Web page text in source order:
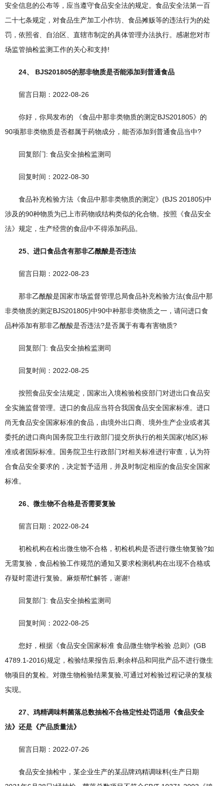
安全信息的公布等，应当遵守食品安全法的规定。食品安全法第一百
二十七条规定，对食品生产加工小作坊、食品摊贩等的违法行为的处
罚，依照省、自治区、直辖市制定的具体管理办法执行。感谢您对市
场监管抽检监测工作的关心和支持!
24、 BJS201805的那非物质是否能添加到普通食品
留言日期：2022-08-26
你好，你局发布的 《食品中那非类物质的测定BJS201805》的
90项那非类物质是否都属于药物成分，能否添加到普通食品当中?
回复部门: 食品安全抽检监测司
回复时间：2022-08-30
食品补充检验方法《食品中那非类物质的测定》(BJS 201805)中
涉及的90种物质为已上市药物或结构类似的化合物。按照《食品安全
法》规定，生产经营的食品中不得添加药品。
25、进口食品含有那非乙酰酸是否违法
留言日期：2022-08-23
那非乙酰酸是国家市场监督管理总局食品补充检验方法(食品中那
非类物质的测定BJS201805)中90中种那非类物质之一，请问进口食
品种添加有那非乙酰酸是否违法?是否属于有毒有害物质?
回复部门: 食品安全抽检监测司
回复时间：2022-08-25
按照食品安全法规定，国家出入境检验检疫部门对进出口食品安
全实施监督管理。进口的食品应当符合我国食品安全国家标准。进口
尚无食品安全国家标准的食品，由境外出口商、境外生产企业或者其
委托的进口商向国务院卫生行政部门提交所执行的相关国家(地区)标
准或者国际标准。国务院卫生行政部门对相关标准进行审查，认为符
合食品安全要求的，决定暂予适用，并及时制定相应的食品安全国家
标准。
26、微生物不合格是否需要复验
留言日期：2022-08-24
初检机构在检出微生物不合格，初检机构是否进行微生物复验?如
无需复验，食品检验工作规范的通知又要求检测机构在出现不合格或
存疑时需进行复验。麻烦帮忙解答，谢谢!
回复部门: 食品安全抽检监测司
回复时间：2022-08-25
您好，根据《食品安全国家标准 食品微生物学检验 总则》(GB
4789.1-2016)规定，检验结果报告后,剩余样品和同批产品不进行微生
物项目的复检。对微生物检验结果复验,可通过对检验过程记录的复核
实现。
27、鸡精调味料菌落总数抽检不合格定性处罚适用《食品安全
法》还是《产品质量法》
留言日期：2022-07-26
食品安全抽检中，某企业生产的某品牌鸡精调味料(生产日期